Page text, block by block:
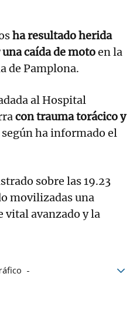
ha resultado herida
caída de motoen la
de Pamplona.
al Hospital
con trauma torácico y
según ha informado el
sobre las 19.23
movilizadas una
vital avanzado y la